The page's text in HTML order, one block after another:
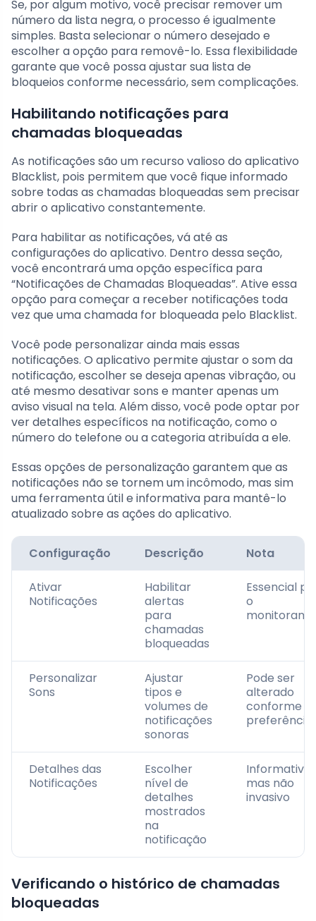
Se, por algum motivo, você precisar remover um
número da lista negra, o processo é igualmente
simples. Basta selecionar o número desejado e
escolher a opção para removê-lo. Essa flexibilidade
garante que você possa ajustar sua lista de
bloqueios conforme necessário, sem complicações.
Habilitando notificações para
chamadas bloqueadas
As notificações são um recurso valioso do aplicativo
Blacklist, pois permitem que você fique informado
sobre todas as chamadas bloqueadas sem precisar
abrir o aplicativo constantemente.
Para habilitar as notificações, vá até as
configurações do aplicativo. Dentro dessa seção,
você encontrará uma opção específica para
“Notificações de Chamadas Bloqueadas”. Ative essa
opção para começar a receber notificações toda
vez que uma chamada for bloqueada pelo Blacklist.
Você pode personalizar ainda mais essas
notificações. O aplicativo permite ajustar o som da
notificação, escolher se deseja apenas vibração, ou
até mesmo desativar sons e manter apenas um
aviso visual na tela. Além disso, você pode optar por
ver detalhes específicos na notificação, como o
número do telefone ou a categoria atribuída a ele.
Essas opções de personalização garantem que as
notificações não se tornem um incômodo, mas sim
uma ferramenta útil e informativa para mantê-lo
atualizado sobre as ações do aplicativo.
Configuração Descrição Nota
Ativar
Notificações
Habilitar
alertas
para
chamadas
bloqueadas
Essencial
o
Personalizar
Sons
Ajustar
tipos e
volumes de
notificações
sonoras
Pode ser
alterado
conforme
preferência
Detalhes das
Notificações
Escolher
nível de
detalhes
mostrados
na
notificação
Informativo,
mas não
invasivo
Verificando o histórico de chamadas
bloqueadas